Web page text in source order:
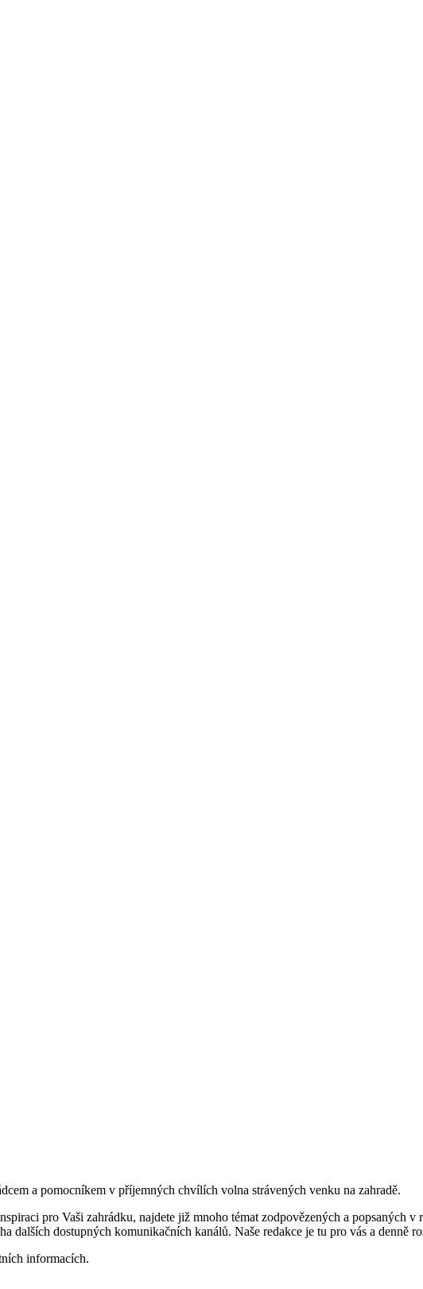
a pomocníkem v příjemných chvílích volna strávených venku na zahradě.
pro Vaši zahrádku, najdete již mnoho témat zodpovězených a popsaných
dalších dostupných komunikačních kanálů. Naše redakce je tu pro vás a denně
informacích.